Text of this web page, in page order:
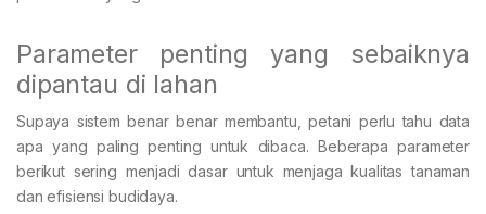
Parameter penting yang sebaiknya
dipantau di lahan
Supaya sistem benar benar membantu, petani perlu tahu data
apa yang paling penting untuk dibaca. Beberapa parameter
berikut sering menjadi dasar untuk menjaga kualitas tanaman
dan efisiensi budidaya.